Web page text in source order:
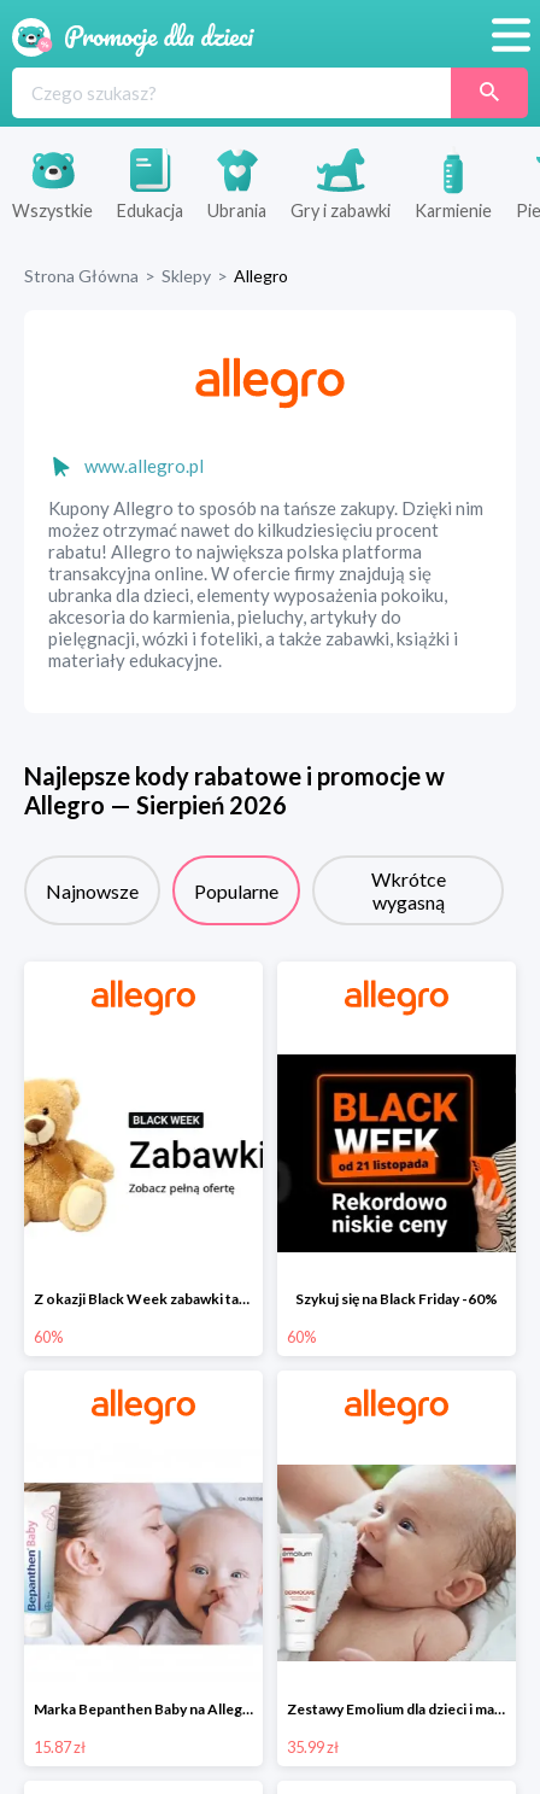
Produkty
Sklepy
Wszystkie Edukacja Ubrania Gry i zabawki Karmienie
Strona Główna > Sklepy > Allegro
www.allegro.pl
Kupony Allegro to sposób na tańsze zakupy. Dzięki nim
możez otrzymać nawet do kilkudziesięciu procent
rabatu! Allegro to największa polska platforma
transakcyjna online. W ofercie firmy znajdują się
ubranka dla dzieci, elementy wyposażenia pokoiku,
akcesoria do karmienia, pieluchy, artykuły do
pielęgnacji, wózki i foteliki, a także zabawki, książki i
materiały edukacyjne.
Najlepsze kody rabatowe i promocje w
Allegro — Sierpień 2026
Najnowsze Popularne
Wkrótce
wygasną
Z okazji Black Week zabawki taniej na allegro.pl
60%
Szykuj się na Black Friday -60%
60%
Marka Bepanthen Baby na Allegro od 15,87 zł!
15.87 zł
Zestawy Emolium dla dzieci i mam na Allegro od 35,99 zł
35.99 zł